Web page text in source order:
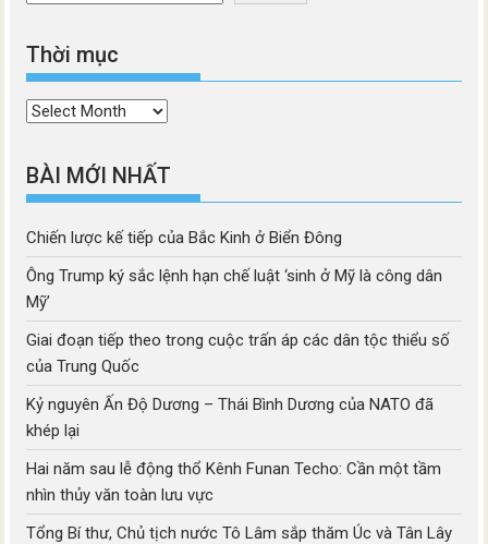
Thời mục
Thời
BÀI MỚI NHẤT
Chiến lược kế tiếp của Bắc Kinh ở Biển Đông
Ông Trump ký sắc lệnh hạn chế luật ‘sinh ở Mỹ là công dân
Mỹ’
Giai đoạn tiếp theo trong cuộc trấn áp các dân tộc thiểu số
của Trung Quốc
Kỷ nguyên Ấn Độ Dương – Thái Bình Dương của NATO đã
khép lại
Hai năm sau lễ động thổ Kênh Funan Techo: Cần một tầm
nhìn thủy văn toàn lưu vực
Tổng Bí thư, Chủ tịch nước Tô Lâm sắp thăm Úc và Tân Lây